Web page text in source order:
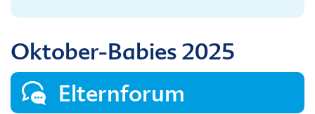
Oktober-Babies 2025
Elternforum